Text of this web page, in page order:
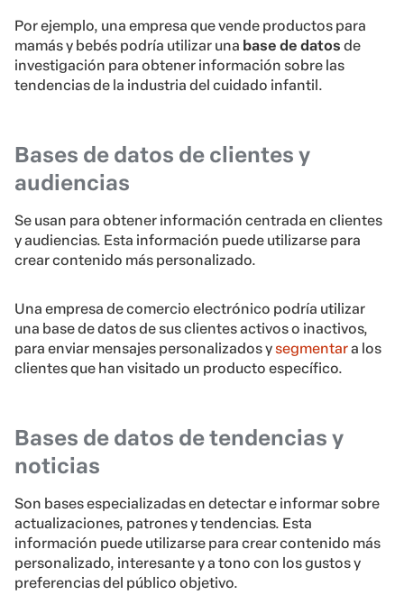
Por ejemplo, una empresa que vende productos para
mamás y bebés podría utilizar una base de datos de
investigación para obtener información sobre las
tendencias de la industria del cuidado infantil.
Bases de datos de clientes y
audiencias
Se usan para obtener información centrada en clientes
y audiencias. Esta información puede utilizarse para
crear contenido más personalizado.
Una empresa de comercio electrónico podría utilizar
una base de datos de sus clientes activos o inactivos,
para enviar mensajes personalizados ysegmentara los
clientes que han visitado un producto específico.
Bases de datos de tendencias y
noticias
Son bases especializadas en detectar e informar sobre
actualizaciones, patrones y tendencias. Esta
información puede utilizarse para crear contenido más
personalizado, interesante y a tono con los gustos y
preferencias del público objetivo.